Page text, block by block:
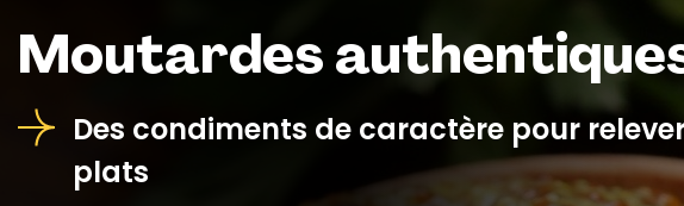
Moutardes
Des condiments de caractère pour
plats